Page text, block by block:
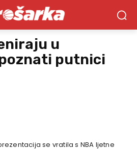
u
putnici
se vratila s NBA ljetne